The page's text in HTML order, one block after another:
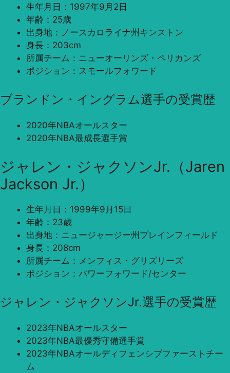
生年月日：1997年9月2日
年齢：25歳
出身地：ノースカロライナ州キンストン
身長：203cm
所属チーム：ニューオーリンズ・ペリカンズ
ポジション：スモールフォワード
ブランドン・イングラム選手の受賞歴
2020年NBAオールスター
2020年NBA最成長選手賞
ジャレン・ジャクソンJr.（Jaren
Jackson Jr.）
生年月日：1999年9月15日
年齢：23歳
出身地：ニュージャージー州プレインフィールド
身長：208cm
所属チーム：メンフィス・グリズリーズ
ポジション：パワーフォワード/センター
ジャレン・ジャクソンJr.選手の受賞歴
2023年NBAオールスター
2023年NBA最優秀守備選手賞
2023年NBAオールディフェンシブファーストチー
ム